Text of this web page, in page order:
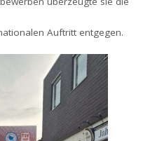
Auftritt entgegen.